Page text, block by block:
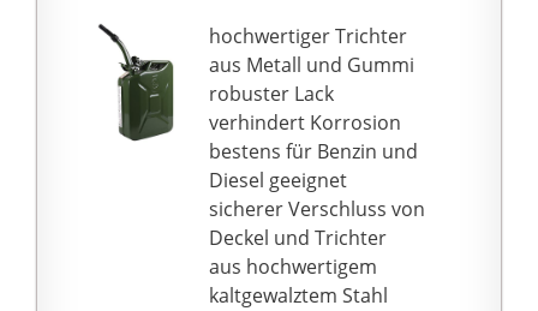
Fahrzeuge mit Benzin-
Fehlbetankungsschutz
(nicht geeignet für
Fahrzeuge mit Diesel-
Fehlbetankungsschutz)
Lieferumfang Kanister
mit 20 Liter
Fassungsvermögen,
Maße T x B x H (mm)
165 x 350 x 495,
hochwertiger Trichter
aus Metall und Gummi
robuster Lack
verhindert Korrosion
bestens für Benzin und
Diesel geeignet
sicherer Verschluss von
Deckel und Trichter
aus hochwertigem
kaltgewalztem Stahl